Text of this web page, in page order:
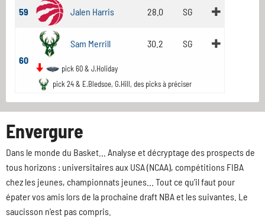
59 Jalen Harris 28.0 SG
60
Sam Merrill 30.2 SG
pick 60 & J.Holiday
pick 24 & E.Bledsoe, G.Hill, des picks à préciser
Envergure
Dans le monde du Basket... Analyse et décryptage des prospects de
tous horizons : universitaires aux USA (NCAA), compétitions FIBA
chez les jeunes, championnats jeunes... Tout ce qu'il faut pour
épater vos amis lors de la prochaine draft NBA et les suivantes. Le
saucisson n'est pas compris.